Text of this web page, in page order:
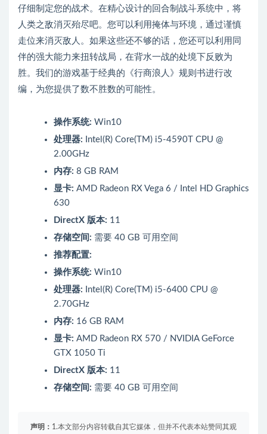
仔细制定您的战术。在精心设计的回合制战斗系统中，将
人类之敌消灭殆尽吧。您可以利用掩体与环境，通过谨慎
走位来消灭敌人。如果这些还不够的话，您还可以利用同
伴的强大能力来扭转战局，在背水一战的处境下反败为
胜。我们的游戏基于经典的《行商浪人》规则书进行改
编，为您提供了数不胜数的可能性。
操作系统: Win10
处理器: Intel(R) Core(TM) i5-4590T CPU @
2.00GHz
内存: 8 GB RAM
显卡: AMD Radeon RX Vega 6 / Intel HD Graphics
630
DirectX 版本: 11
存储空间: 需要 40 GB 可用空间
推荐配置:
操作系统: Win10
处理器: Intel(R) Core(TM) i5-6400 CPU @
2.70GHz
内存: 16 GB RAM
显卡: AMD Radeon RX 570 / NVIDIA GeForce
GTX 1050 Ti
DirectX 版本: 11
存储空间: 需要 40 GB 可用空间
声明： 1.本文部分内容转载自其它媒体，但并不代表本站赞同其观